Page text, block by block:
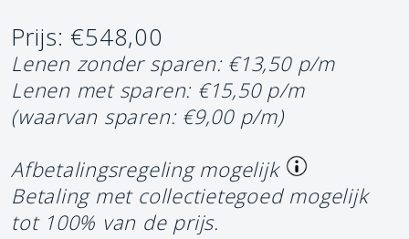
Prijs: €548,00
Lenen zonder sparen: €13,50 p/m
Lenen met sparen: €15,50 p/m
(waarvan sparen: €9,00 p/m)
Afbetalingsregeling mogelijk
Betaling met collectietegoed mogelijk
tot 100% van de prijs.